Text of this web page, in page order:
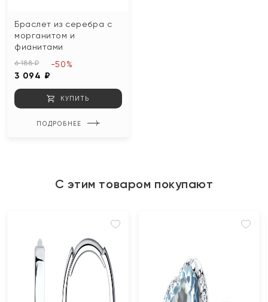
Браслет из серебра с
морганитом и
фианитами
6 188 ₽
3 094 ₽
-50%
КУПИТЬ
ПОДРОБНЕЕ
С этим товаром покупают